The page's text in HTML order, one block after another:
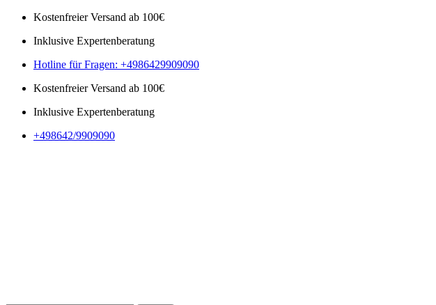
Kostenfreier Versand ab 100€
Inklusive Expertenberatung
Hotline für Fragen: +4986429909090
Kostenfreier Versand ab 100€
Inklusive Expertenberatung
+498642/9909090